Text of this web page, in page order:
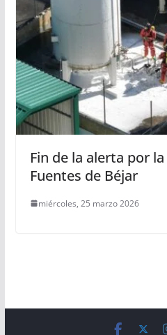
Fin de la alerta por
Fuentes de Béjar
miércoles, 25 marzo 2026